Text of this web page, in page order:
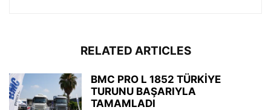
RELATED ARTICLES
BMC PRO L 1852 TÜRKİYE
TURUNU BAŞARIYLA
TAMAMLADI